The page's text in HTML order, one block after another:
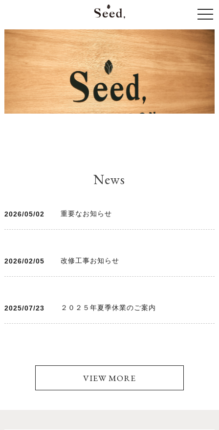
News
2026/05/02 重要なお知らせ
2026/02/05 改修工事お知らせ
2025/07/23 ２０２５年夏季休業のご案内
VIEW MORE